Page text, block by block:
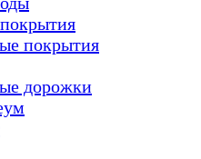
покрытия
дорожки